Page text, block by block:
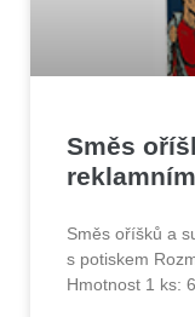
Směs
Směs oříšků a
s potiskem
Hmotnost 1 ks: